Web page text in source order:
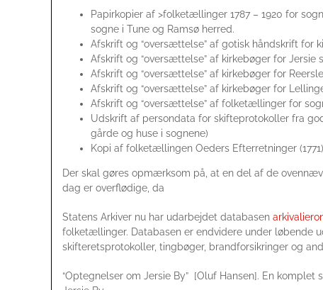
Papirkopier af >folketællinger 1787 – 1920 for
sogne i Tune og Ramsø herred.
Afskrift og “oversættelse” af gotisk håndskrift for
Afskrift og “oversættelse” af kirkebøger for Jersie
Afskrift og “oversættelse” af kirkebøger for
Afskrift og “oversættelse” af kirkebøger for
Afskrift og “oversættelse” af folketællinger for
Udskrift af persondata for skifteprotokoller fra
gårde og huse i sognene)
Kopi af folketællingen Oeders Efterretninger
Der skal gøres opmærksom på, at en del af de
dag er overflødige, da
Statens Arkiver nu har udarbejdet databasen
folketællinger. Databasen er endvidere under løbende
skifteretsprotokoller, tingbøger, brandforsikringer og
“Optegnelser om Jersie By” [Oluf Hansen]. En